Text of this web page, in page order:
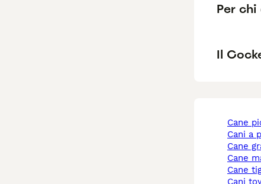
Per
Il
cane
cani a
cane
cane
cane